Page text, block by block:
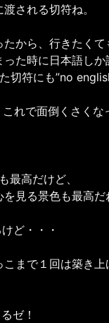
される切符ね。
から、行きたく
た時に日本語し
切符にも”no
れで面倒くさく
最高だけど、
見る景色も最高だ
ど・・・
まで１回は築き
ゼ！